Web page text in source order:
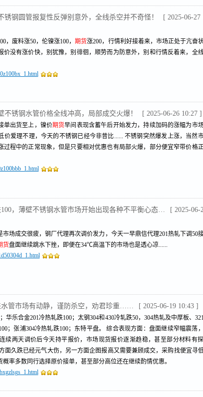
锈钢圆管报复性反弹别意外，全线杀空并不奇怪！
[ 2025-06-27
，废料涨50，伦镍涨100，期货涨200，行情利好接着来，市场正处于亢奋状
价没有涨价快，别犹豫，别徘徊，顺势而为防意外，别和行情反着来，全
不锈钢水管价格全线冲高，局部成交火爆！ [ 2025-06-26 10:27 ]
单出货至上，镍价期货早间表现含蓄午后开始发力，持续加码的涨幅为市
价爱理不理，今天的不锈钢已经今非昔比...... 不锈钢突然爆发上涨，当然
过程中的正常现象，但是只要相对优惠也有局部火爆，部分便宜窄带价格
100，薄壁不锈钢水管市场开始出现各种不平衡心态…
[ 2025-06-
场成交很疲，钢厂代理再次调价发力，今天一早鼎信代理201热轧下调50接
货盘面继续跳水下挫，即便在34℃高温下的市场也是透心凉......
水管市场有动静，谨防杀空，劝君珍重…… [ 2025-06-19 10:43 ]
华乐合金201冷热轧跌100；太钢304和430冷轧跌50，304热轧及中厚板、
；张浦304冷热轧跌100；东特平盘。 综合表现方面：盘面继续窄幅震荡，
续两天调价后今天持平报价，市场现货报价逐渐趋稳，甚至部分材料有
面久跌已经元气大伤，另一方面企图报高又需要兼顾成交，采购找便宜寻
率多数同行选择原价接单，甚至部分高位还在继续酌情优惠。